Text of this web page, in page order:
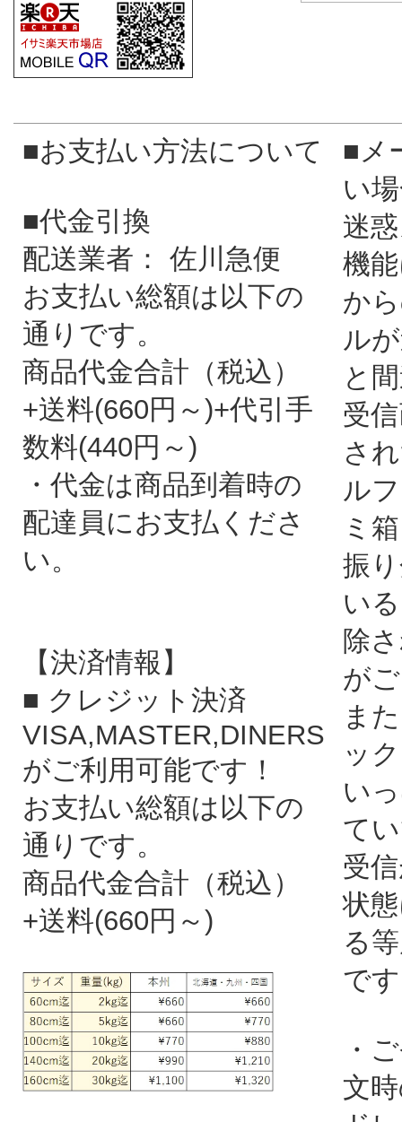
■お支払い方法について
■代金引換
配送業者： 佐川急便
お支払い総額は以下の
通りです。
商品代金合計（税込）
+送料(660円～)+代引手
数料(440円～)
・代金は商品到着時の
配達員にお支払くださ
い。
【決済情報】
■ クレジット決済
VISA,MASTER,DINERS
がご利用可能です！
お支払い総額は以下の
通りです。
商品代金合計（税込）
+送料(660円～)
■メ
い
迷
機
か
ル
と
受
さ
ル
ミ
振
い
除
が
ま
ッ
い
て
受
状
る
で
・
文